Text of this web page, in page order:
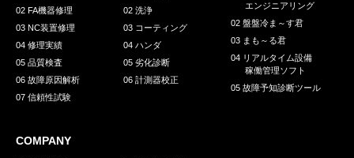
02 FA機器修理
03 NC装置修理
04 修理実績
05 品質検査
06 故障原因解析
07 信頼性試験
02 洗浄
03 コーティング
04 ハンダ
05 劣化診断
06 計測器校正
エンジニアリング
02 盤盤冷ま～す君
03 まも～る君
04 リアルタイム設備
稼働管理ソフト
05 故障予知診断ツール
COMPANY